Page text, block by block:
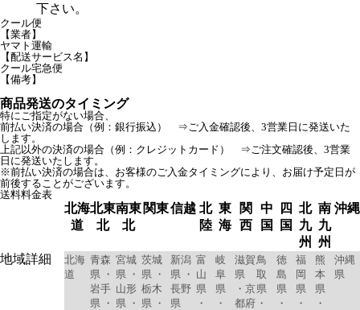
下さい。
クール便
【業者】
ヤマト運輸
【配送サービス名】
クール宅急便
【備考】
商品発送のタイミング
特にご指定がない場合、
前払い決済の場合（例：銀行振込） ⇒ご入金確認後、3営業日に発送いた
します。
上記以外の決済の場合（例：クレジットカード） ⇒ご注文確認後、3営業
日に発送いたします。
※前払い決済の場合は、お客様のご入金タイミングにより、お届け予定日が
前後することがございます。
送料料金表
北海
道
北東
北
南東
北
関東信越 北
陸
東
海
関
西
中
国
四
国
北
九
州
南
九
州
沖縄
地域詳細
北海
道
青森
県 ・
岩手
県 ・
宮城
県 ・
山形
県 ・
茨城
県 ・
栃木
県 ・
新潟
県 ・
長野
県
富
山
県
・
岐
阜
県
・
滋賀
県
・京
都府
鳥
取
県
・
徳
島
県
・
福
岡
県
・
熊
本
県
・
沖縄
県